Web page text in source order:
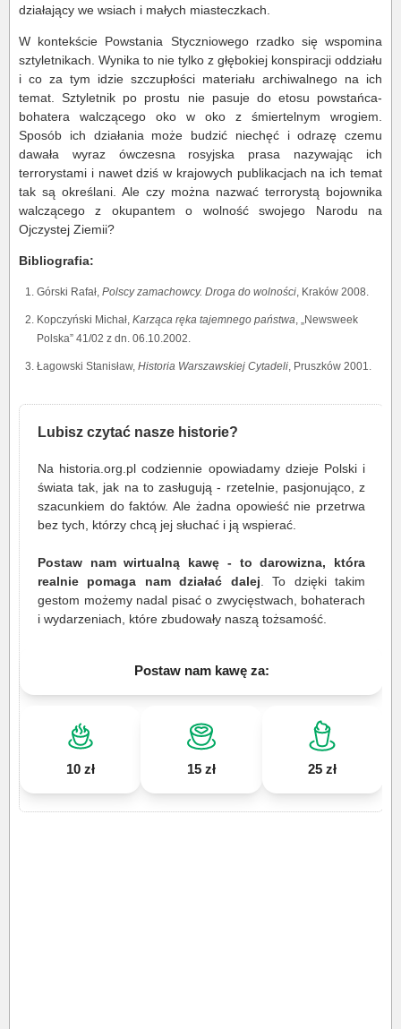
działający we wsiach i małych miasteczkach.
W kontekście Powstania Styczniowego rzadko się wspomina
sztyletnikach. Wynika to nie tylko z głębokiej konspiracji oddziału
i co za tym idzie szczupłości materiału archiwalnego na ich
temat. Sztyletnik po prostu nie pasuje do etosu powstańca-
bohatera walczącego oko w oko z śmiertelnym wrogiem.
Sposób ich działania może budzić niechęć i odrazę czemu
dawała wyraz ówczesna rosyjska prasa nazywając ich
terrorystami i nawet dziś w krajowych publikacjach na ich temat
tak są określani. Ale czy można nazwać terrorystą bojownika
walczącego z okupantem o wolność swojego Narodu na
Ojczystej Ziemii?
Bibliografia:
Górski Rafał, Polscy zamachowcy. Droga do wolności, Kraków 2008.
Kopczyński Michał, Karząca ręka tajemnego państwa, „Newsweek
Polska” 41/02 z dn. 06.10.2002.
Łagowski Stanisław, Historia Warszawskiej Cytadeli, Pruszków 2001.
Lubisz czytać nasze historie?
Na historia.org.pl codziennie opowiadamy dzieje Polski i
świata tak, jak na to zasługują - rzetelnie, pasjonująco, z
szacunkiem do faktów. Ale żadna opowieść nie przetrwa
bez tych, którzy chcą jej słuchać i ją wspierać.
Postaw nam wirtualną kawę - to darowizna, która
realnie pomaga nam działać dalej . To dzięki takim
gestom możemy nadal pisać o zwycięstwach, bohaterach
i wydarzeniach, które zbudowały naszą tożsamość.
Postaw nam kawę za:
10 zł 15 zł 25 zł